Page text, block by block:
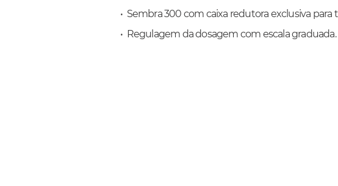
• Sembra 300 com caixa redutora exclusiva
• Regulagem da dosagem com escala graduada.